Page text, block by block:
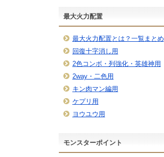
最大火力配置
最大火力配置とは？一覧まとめ
回復十字消し用
2色コンボ・列強化・英雄神用
2way・二色用
キン肉マン編用
ケプリ用
ヨウユウ用
モンスターポイント